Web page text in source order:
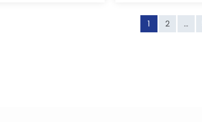
1 2 ...